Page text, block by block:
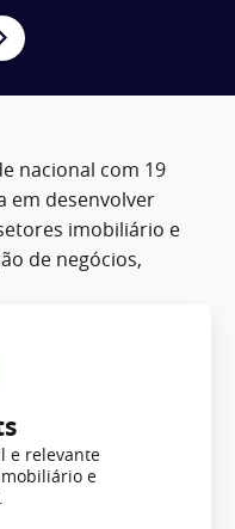
nacional com 19
em desenvolver
imobiliário e
de negócios,
e relevante
e